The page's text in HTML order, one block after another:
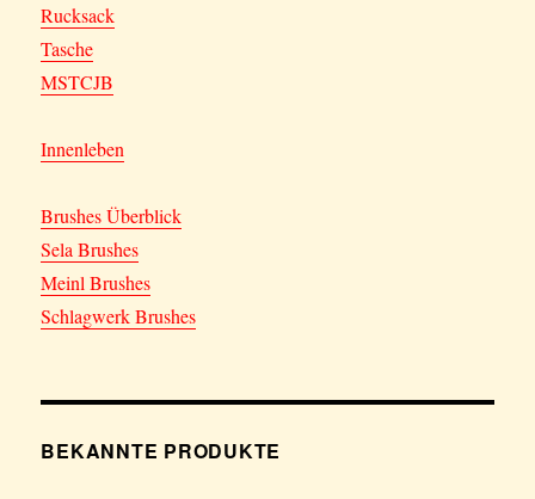
Rucksack
Tasche
MSTCJB
Innenleben
Brushes Überblick
Sela Brushes
Meinl Brushes
Schlagwerk Brushes
BEKANNTE PRODUKTE